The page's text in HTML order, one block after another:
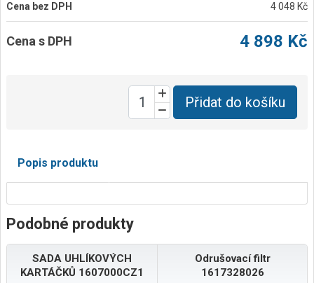
Cena bez DPH 4 048 Kč
Cena s DPH 4 898 Kč
Přidat do košíku
Popis produktu
Podobné produkty
SADA UHLÍKOVÝCH
KARTÁČKŮ 1607000CZ1
Odrušovací filtr
1617328026